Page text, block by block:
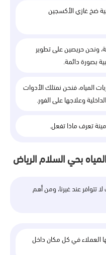
ضخ غازي الأكسجين
ونحن حريصين على تطوير
بصورة دائمة.
المياه، فنحن نمتلك الأدوات
وعلاجها على الفور.
تعرف ماذا تفعل.
بحي السلام الرياض
تتوافر عند غيرنا، ومن أهم
العملاء في كل مكان داخل